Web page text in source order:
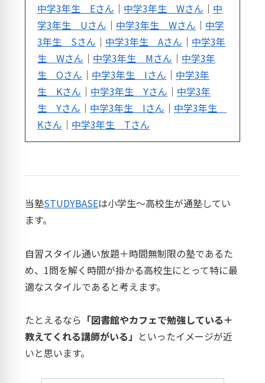
中学3年生 Eさん ｜ 中学3年生 Wさん ｜ 中
学3年生 Uさん ｜ 中学3年生 Wさん ｜ 中学
3年生 Sさん ｜ 中学3年生 Aさん ｜ 中学3年
生 Wさん ｜ 中学3年生 Mさん ｜ 中学3年
生 Oさん ｜ 中学3年生 Iさん ｜ 中学3年
生 Kさん ｜ 中学3年生 Yさん ｜ 中学3年
生 Yさん ｜ 中学3年生 Iさん ｜ 中学3年生
Kさん ｜ 中学3年生 Tさん
当塾STUDYBASEは小学生～高校生が通塾してい
ます。
自習スタイル通い放題＋時間無制限の塾であるた
め、1問を解く時間が掛かる高校生にとって特に最
適なスタイルであると考えます。
たとえるなら 「図書館やカフェで勉強している＋
教えてくれる講師がいる」 といったイメージが近
いと思います。